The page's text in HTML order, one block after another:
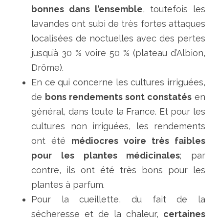
bonnes dans l’ensemble, toutefois les
lavandes ont subi de très fortes attaques
localisées de noctuelles avec des pertes
jusqu’à 30 % voire 50 % (plateau d’Albion,
Drôme).
En ce qui concerne les cultures irriguées,
de bons rendements sont constatés en
général, dans toute la France. Et pour les
cultures non irriguées, les rendements
ont été médiocres voire très faibles
pour les plantes médicinales; par
contre, ils ont été très bons pour les
plantes à parfum.
Pour la cueillette, du fait de la
sécheresse et de la chaleur, certaines